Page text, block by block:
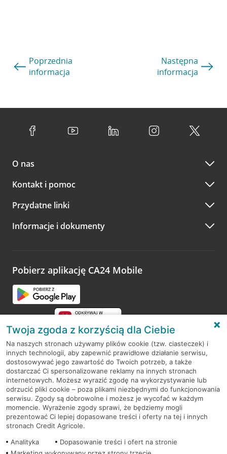
Poprzednia
informacja
Następna
informacja
O nas
Kontakt i pomoc
Przydatne linki
Informacje i dokumenty
Pobierz aplikację CA24 Mobile
RODO
Regulamin serwisu
Mapa serwisu
PolitykaCookies
Twoja zgoda z korzyścią dla Ciebie
Na naszych stronach używamy plików cookie (tzw. ciasteczek) i
innych technologii, aby zapewnić prawidłowe działanie serwisu,
dostosowywać jego zawartość do Twoich potrzeb, a także
dostarczać Ci spersonalizowane reklamy na innych stronach
internetowych. Możesz wyrazić zgodę na wykorzystywanie lub
odrzucić pliki cookie – poza plikami niezbędnymi do funkcjonowania
serwisu. Zgody są dobrowolne i możesz je wycofać w każdym
momencie. Wyrażenie zgody sprawi, że będziemy mogli
prezentować Ci lepiej dopasowane treści i oferty na tej i innych
stronach Credit Agricole.
Analityka
Dopasowanie treści i ofert na stronie